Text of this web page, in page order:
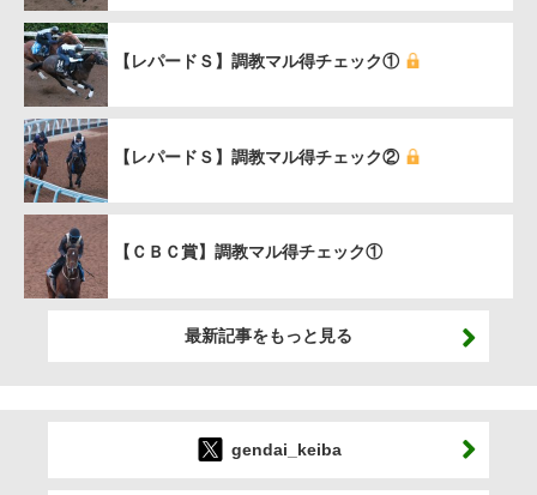
【レパードＳ】調教マル得チェック①
【レパードＳ】調教マル得チェック②
【ＣＢＣ賞】調教マル得チェック①
最新記事をもっと見る
gendai_keiba